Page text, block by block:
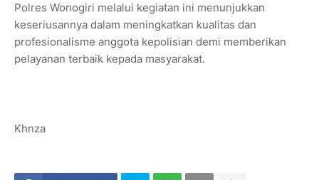
Polres Wonogiri melalui kegiatan ini menunjukkan
keseriusannya dalam meningkatkan kualitas dan
profesionalisme anggota kepolisian demi memberikan
pelayanan terbaik kepada masyarakat.
Khnza